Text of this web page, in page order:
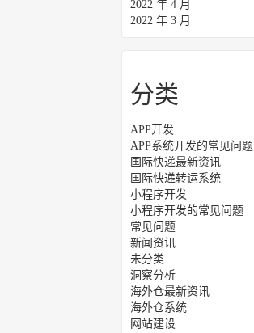
2022 年 4 月
2022 年 3 月
分类
APP开发
APP系统开发的常见问题
国际快递最新资讯
国际快递转运系统
小程序开发
小程序开发的常见问题
常见问题
新闻资讯
未分类
洞察分析
海外仓最新资讯
海外仓系统
网站建设